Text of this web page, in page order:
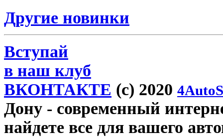
Другие новинки
Вступай
в наш клуб
ВКОНТАКТЕ (c) 2020
Дону - современный
найдете все для вашего